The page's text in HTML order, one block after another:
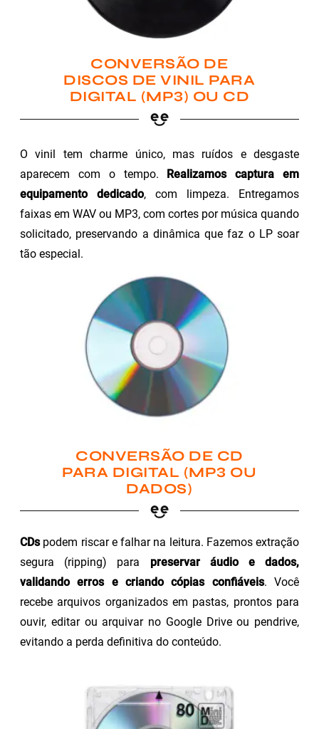
CONVERSÃO DE
DISCOS DE VINIL PARA
DIGITAL (MP3) OU CD
O vinil tem charme único, mas ruídos e desgaste
aparecem com o tempo.
Realizamos captura em
equipamento dedicado, com limpeza. Entregamos
faixas em WAV ou MP3, com cortes por música quando
solicitado, preservando a dinâmica que faz o LP soar
tão especial.
CONVERSÃO DE CD
PARA DIGITAL (MP3 OU
DADOS)
CDspodem riscar e falhar na leitura. Fazemos extração
segura (ripping) para preservar áudio e dados,
validando erros e criando cópias confiáveis. Você
recebe arquivos organizados em pastas, prontos para
ouvir, editar ou arquivar no Google Drive ou pendrive,
evitando a perda definitiva do conteúdo.